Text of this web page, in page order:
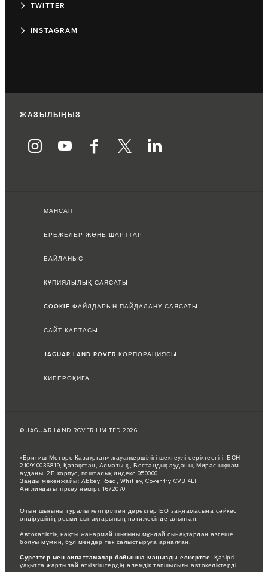
TWITTER
INSTAGRAM
ЖАЗЫЛЫҢЫЗ
МАНСАП
ЕРЕЖЕЛЕР ЖӘНЕ ШАРТТАР
БАЙЛАНЫС
ҚҰПИЯЛЫЛЫҚ САЯСАТЫ
COOKIE ФАЙЛДАРЫН ПАЙДАЛАНУ САЯСАТЫ
САЙТ КАРТАСЫ
JAGUAR LAND ROVER КОРПОРАЦИЯСЫ
КИБЕРОҚИҒА
© JAGUAR LAND ROVER LIMITED 2026
«Бритиш Моторс Қазақстан» жауапкершілігі шектеулі серіктестігі, БСН
210940036819, Қазақстан, Алматы қ., Бостандық ауданы, Мирас ықшам
ауданы, 2Б корпус, пошталық индекс 050000
Заңды мекенжайы: Abbey Road, Whitley, Coventry CV3 4LF
Англиядағы тіркеу нөмірі: 1672070
Отын шығыны туралы келтірілген деректер ЕО заңнамасына сәйкес
өндірушінің ресми сынақтарының нәтижесінде алынған.
Автокөліктің нақты жанармай шығыны мұндай сынақтардан өзгеше
болуы мүмкін, бұл мәндер тек салыстыруға арналған.
Суреттер мен сипаттамалар бойынша маңызды ескертпе. Қазіргі
уақытта жартылай өткізгіштердің әлемдік тапшылығы автокөліктерді